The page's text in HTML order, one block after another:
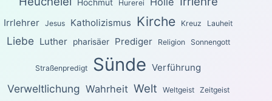
Hochmut Hurerei
Irrlehrer Jesus Katholizismus Kirche Kreuz Lauheit
Liebe Luther pharisäer Prediger Religion Sonnengott
Straßenpredigt Sünde Verführung
Verweltlichung Wahrheit Welt Weltgeist Zeitgeist